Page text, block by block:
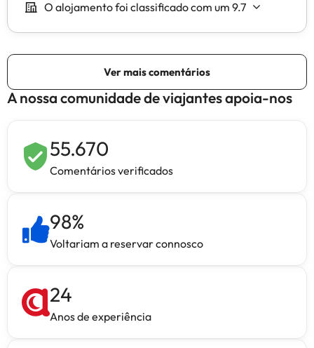
A nossa comunidade de viajantes apoia-nos
55.670
Comentários verificados
98%
Voltariam a reservar connosco
24
Anos de experiência